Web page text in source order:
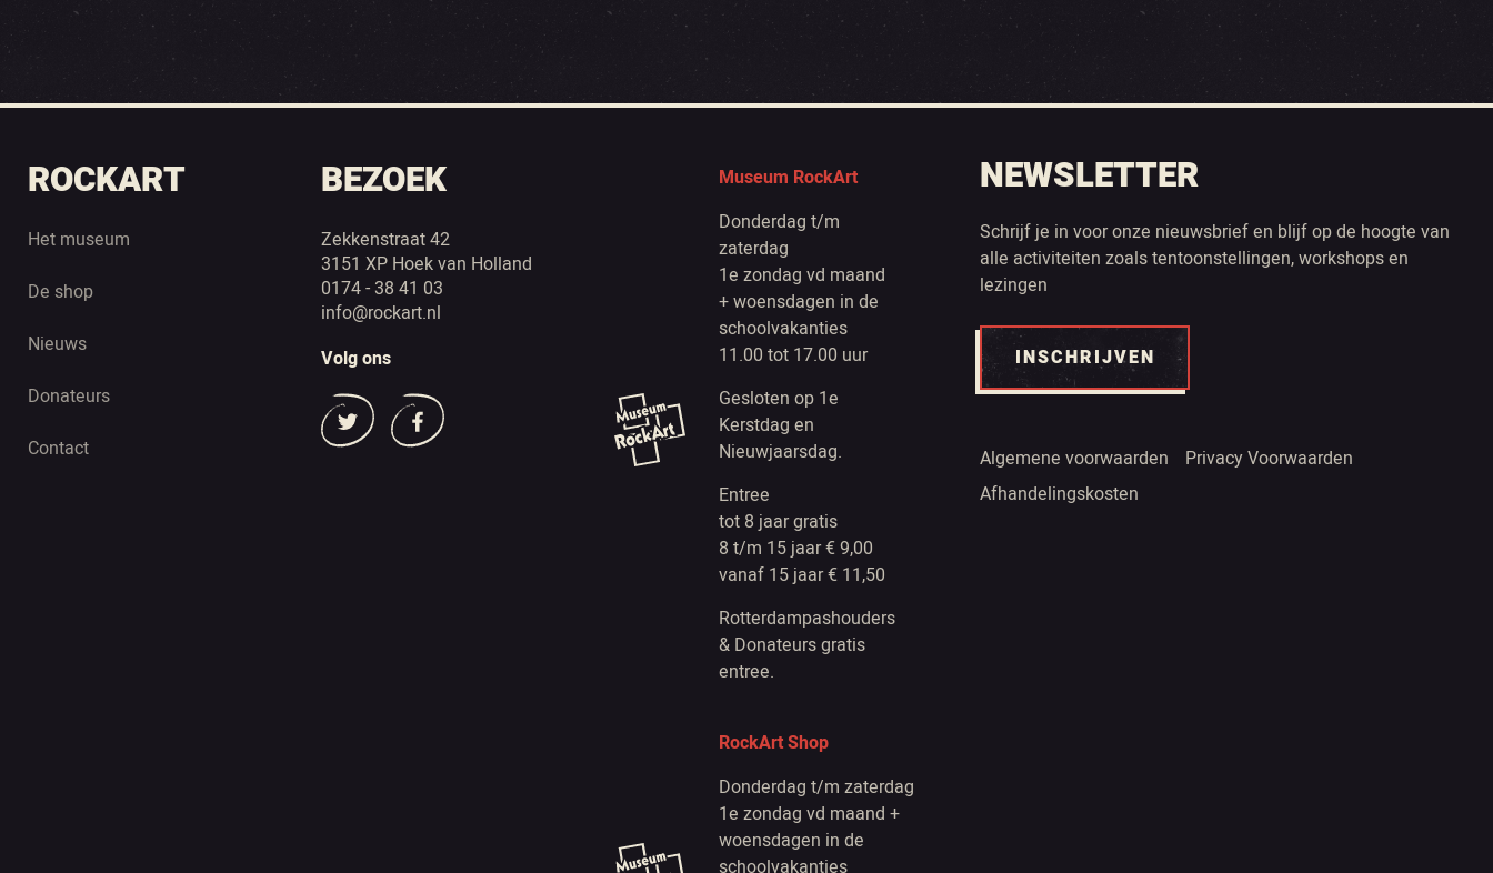
ROCKART
Het museum
De shop
Nieuws
Donateurs
Contact
BEZOEK
Zekkenstraat 42
3151 XP Hoek van Holland
0174 - 38 41 03
info@rockart.nl
Volg ons
Museum RockArt
Donderdag t/m
zaterdag
1e zondag vd maand
+ woensdagen in de
schoolvakanties
11.00 tot 17.00 uur
Gesloten op 1e
Kerstdag en
Nieuwjaarsdag.
Entree
tot 8 jaar gratis
8 t/m 15 jaar € 9,00
vanaf 15 jaar € 11,50
Rotterdampashouders
& Donateurs gratis
entree.
RockArt Shop
Donderdag t/m zaterdag
1e zondag vd maand +
woensdagen in de
schoolvakanties
NEWSLETTER
Schrijf je in voor onze nieuwsbrief en blijf op de hoogte van
alle activiteiten zoals tentoonstellingen, workshops en
lezingen
INSCHRIJVEN
Algemene voorwaarden
Privacy Voorwaarden
Afhandelingskosten